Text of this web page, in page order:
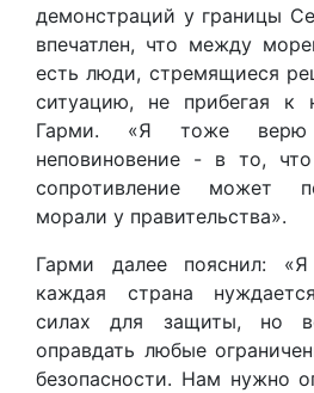
демонстраций у границы
впечатлен, что между
есть люди, стремящиеся
ситуацию, не прибегая к
Гарми. «Я тоже верю
неповиновение - в то, что
сопротивление может
морали у правительства».
Гарми далее пояснил:
каждая страна
силах для защиты, но
оправдать любые
безопасности. Нам нужно